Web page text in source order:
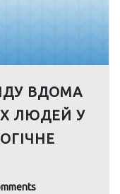
ВДОМА
ЛЮДЕЙ У